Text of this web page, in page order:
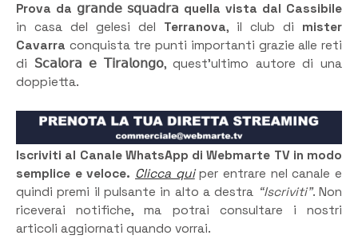
Prova da 𝗀𝗋𝖺𝗇𝖽𝖾 𝗌𝗊𝗎𝖺𝖽𝗋𝖺 quella vista dal Cassibile
in casa del gelesi del Terranova, il club di mister
Cavarra conquista tre punti importanti grazie alle reti
di 𝖲𝖼𝖺𝗅𝗈𝗋𝖺 𝖾 𝖳𝗂𝗋𝖺𝗅𝗈𝗇𝗀𝗈, quest’ultimo autore di una
doppietta.
Iscriviti al Canale WhatsApp di Webmarte TV in modo
semplice e veloce. Clicca quiper entrare nel canale e
quindi premi il pulsante in alto a destra “Iscriviti”. Non
riceverai notifiche, ma potrai consultare i nostri
articoli aggiornati quando vorrai.